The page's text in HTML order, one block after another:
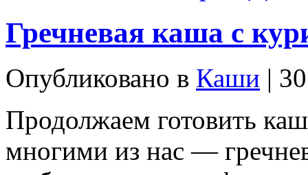
Гречневая каша с
Опубликовано в Каши |
Продолжаем готовить
многими из нас —